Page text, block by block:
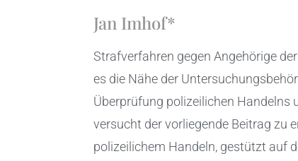
Jan Imhof*
Strafverfahren gegen Angehörige
es die Nähe der
Überprüfung polizeilichen Handelns
versucht der vorliegende Beitrag zu
polizeilichem Handeln, gestützt auf